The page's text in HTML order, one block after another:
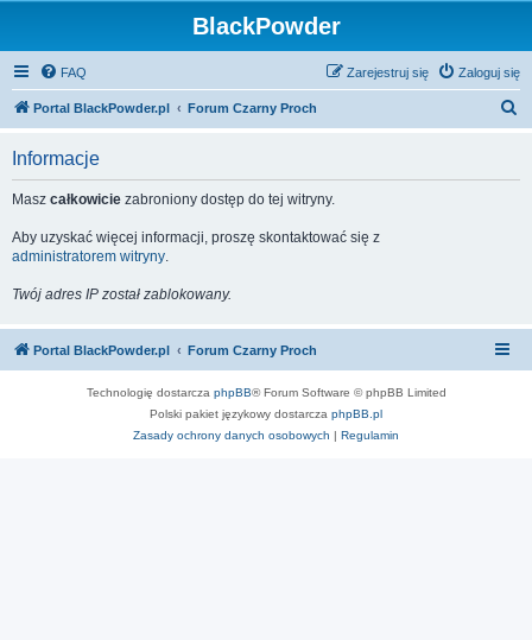
BlackPowder
FAQ Zaloguj się
Zarejestruj się
Portal BlackPowder.pl Forum Czarny Proch
Informacje
Masz całkowicie zabroniony dostęp do tej witryny.
Aby uzyskać więcej informacji, proszę skontaktować się z
administratorem witryny.
Twój adres IP został zablokowany.
Portal BlackPowder.pl Forum Czarny Proch
Technologię dostarcza phpBB® Forum Software © phpBB Limited
Polski pakiet językowy dostarcza phpBB.pl
Zasady ochrony danych osobowych | Regulamin